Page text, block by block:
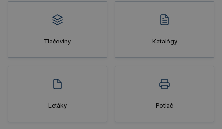
Tlačoviny Katalógy
Letáky Potlač